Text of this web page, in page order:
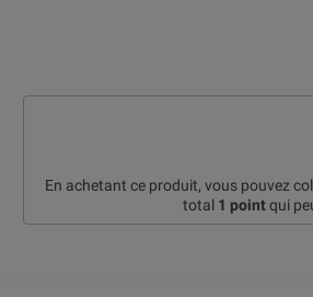
En achetant ce produit, vous pouvez
total 1 pointqui